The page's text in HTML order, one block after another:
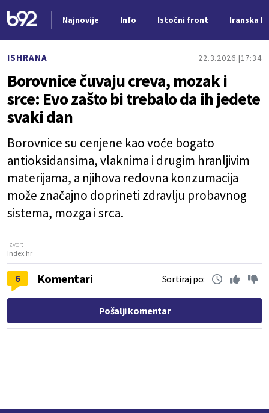
Najnovije Info Istočni front Iranska
ISHRANA 22.3.2026. 17:34
Borovnice čuvaju creva, mozak i
srce: Evo zašto bi trebalo da ih jedete
svaki dan
Borovnice su cenjene kao voće bogato
antioksidansima, vlaknima i drugim hranljivim
materijama, a njihova redovna konzumacija
može značajno doprineti zdravlju probavnog
sistema, mozga i srca.
Izvor:
Index.hr
6 Komentari Sortiraj po:
Pošalji komentar